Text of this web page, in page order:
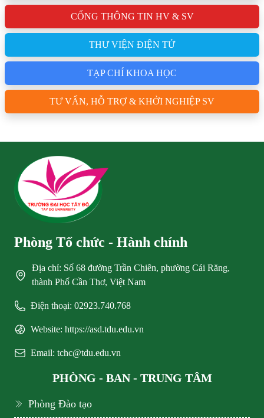
CỔNG THÔNG TIN HV & SV
THƯ VIỆN ĐIỆN TỬ
TẠP CHÍ KHOA HỌC
TƯ VẤN, HỖ TRỢ & KHỞI NGHIỆP SV
Phòng Tổ chức - Hành chính
Địa chỉ: Số 68 đường Trần Chiên, phường Cái Răng,
thành Phố Cần Thơ, Việt Nam
Điện thoại: 02923.740.768
Website: https://asd.tdu.edu.vn
Email: tchc@tdu.edu.vn
PHÒNG - BAN - TRUNG TÂM
Phòng Đào tạo